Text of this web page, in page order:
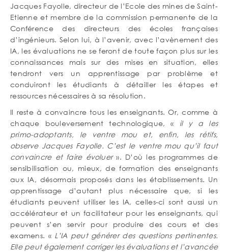
Jacques Fayolle, directeur de l’Ecole des mines de Saint-
Etienne et membre de la commission permanente de la
Conférence des directeurs des écoles françaises
d’ingénieurs. Selon lui, à l’avenir, avec l’avènement des
IA, les évaluations ne se feront de toute façon plus sur les
connaissances mais sur des mises en situation, elles
tendront vers un apprentissage par problème et
conduiront les étudiants à détailler les étapes et
ressources nécessaires à sa résolution.
Il reste à convaincre tous les enseignants. Or, comme à
chaque bouleversement technologique, « il y a les
primo-adoptants, le ventre mou et, enfin, les rétifs,
observe Jacques Fayolle. C’est le ventre mou qu’il faut
convaincre et faire évoluer». D’où les programmes de
sensibilisation ou, mieux, de formation des enseignants
aux IA, désormais proposés dans les établissements. Un
apprentissage d’autant plus nécessaire que, si les
étudiants peuvent utiliser les IA, celles-ci sont aussi un
accélérateur et un facilitateur pour les enseignants, qui
peuvent s’en servir pour produire des cours et des
examens. « L’IA peut générer des questions pertinentes.
Elle peut également corriger les évaluations et l’avancée